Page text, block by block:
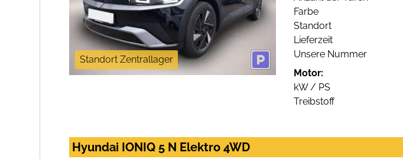
Standort Zentrallager
Farbe
Standort
Lieferzeit
Unsere Nummer
Motor:
kW / PS
Treibstoff
Hyundai IONIQ 5 N Elektro 4WD